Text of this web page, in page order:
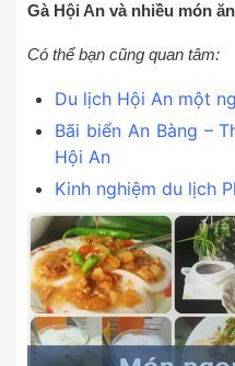
Gà Hội An và nhiều món
Có thể bạn cũng quan tâm:
Du lịch Hội An một
Bãi biển An Bàng –
Hội An
Kinh nghiệm du lịch